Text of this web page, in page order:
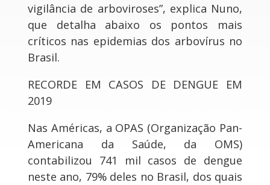
vigilância de arboviroses”, explica Nuno,
que detalha abaixo os pontos mais
críticos nas epidemias dos arbovírus no
Brasil.
RECORDE EM CASOS DE DENGUE EM
2019
Nas Américas, a OPAS (Organização Pan-
Americana da Saúde, da OMS)
contabilizou 741 mil casos de dengue
neste ano, 79% deles no Brasil, dos quais